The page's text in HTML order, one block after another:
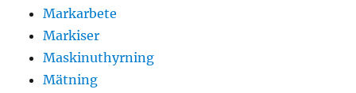
Markarbete
Markiser
Maskinuthyrning
Mätning